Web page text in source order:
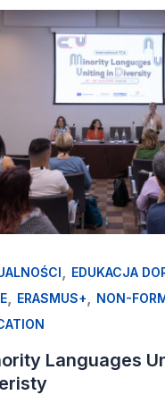
EDUKACJA
, ERASMUS+
NON-
Languages